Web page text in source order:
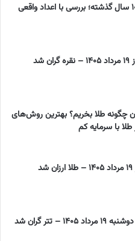
تومان چگونه طلا بخریم؟ بهترین روش‌های
با سرمایه کم
– تتر گران شد